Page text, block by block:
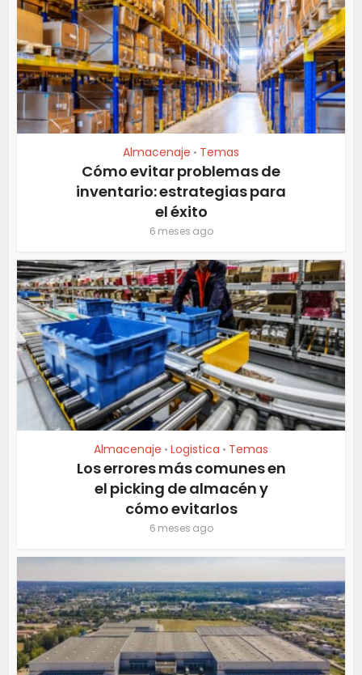
Almacenaje • Temas
Cómo evitar problemas de
inventario: estrategias para
el éxito
6 meses ago
Almacenaje • Logistica • Temas
Los errores más comunes en
el picking de almacén y
cómo evitarlos
6 meses ago